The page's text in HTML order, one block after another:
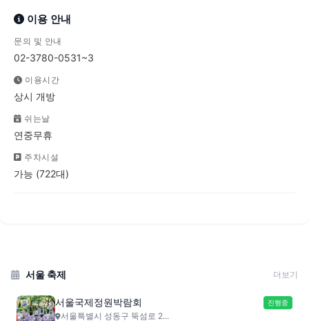
이용 안내
문의 및 안내
02-3780-0531~3
이용시간
상시 개방
쉬는날
연중무휴
주차시설
가능 (722대)
서울 축제 더보기
서울국제정원박람회 진행중
서울특별시 성동구 뚝섬로 2...